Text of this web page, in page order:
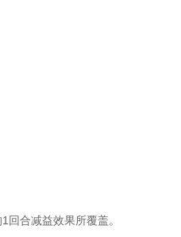
合减益效果所覆盖。